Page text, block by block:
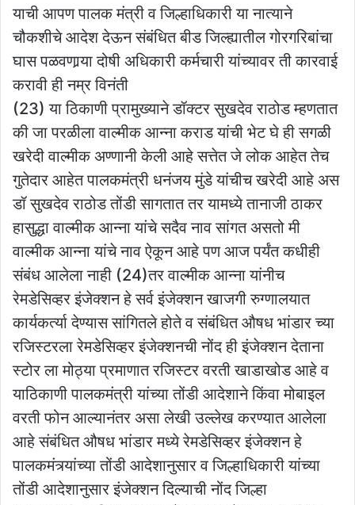
याची आपण पालक मंत्री व जिल्हाधिकारी या नात्याने
चौकशीचे आदेश देऊन संबंधित बीड जिल्ह्यातील गोरगरिबांचा
घास पळवणार्‍या दोषी अधिकारी कर्मचारी यांच्यावर ती कारवाई
करावी ही नम्र विनंती
(23) या ठिकाणी प्रामुख्याने डॉक्टर सुखदेव राठोड म्हणतात
की जा परळीला वाल्मीक आन्ना कराड यांची भेट घे ही सगळी
खरेदी वाल्मीक अण्णानी केली आहे सत्तेत जे लोक आहेत तेच
गुतेदार आहेत पालकमंत्री धनंजय मुंडे यांचीच खरेदी आहे अस
डॉ सुखदेव राठोड तोंडी सागतात तर यामध्ये तानाजी ठाकर
हासुद्धा वाल्मीक आन्ना यांचे सदैव नाव सांगत असतो मी
वाल्मीक आन्ना यांचे नाव ऐकून आहे पण आज पर्यंत कधीही
संबंध आलेला नाही (24)तर वाल्मीक आन्ना यांनीच
रेमडेसिव्हर इंजेक्शन हे सर्व इंजेक्शन खाजगी रुग्णालयात
कार्यकर्त्या देण्यास सांगितले होते व संबंधित औषध भांडार च्या
रजिस्टरला रेमडेसिव्हर इंजेक्शनची नोंद ही इंजेक्शन देताना
स्टोर ला मोठ्या प्रमाणात रजिस्टर वरती खाडाखोड आहे व
याठिकाणी पालकमंत्री यांच्या तोंडी आदेशाने किंवा मोबाइल
वरती फोन आल्यानंतर असा लेखी उल्लेख करण्यात आलेला
आहे संबंधित औषध भांडार मध्ये रेमडेसिव्हर इंजेक्शन हे
पालकमंत्र्यांच्या तोंडी आदेशानुसार व जिल्हाधिकारी यांच्या
तोंडी आदेशानुसार इंजेक्शन दिल्याची नोंद जिल्हा